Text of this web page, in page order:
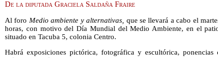
De la diputada Graciela Saldaña Fraire
Al foro Medio ambiente y alternativas, que se llevará a cabo el
horas, con motivo del Día Mundial del Medio Ambiente, en el
situado en Tacuba 5, colonia Centro.
Habrá exposiciones pictórica, fotográfica y escultórica,